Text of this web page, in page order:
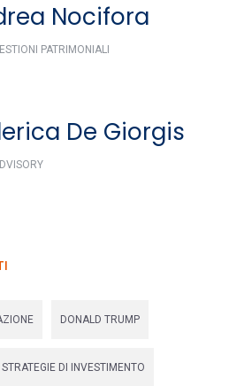
Nocifora
PATRIMONIALI
De Giorgis
DONALD TRUMP
STRATEGIE DI INVESTIMENTO